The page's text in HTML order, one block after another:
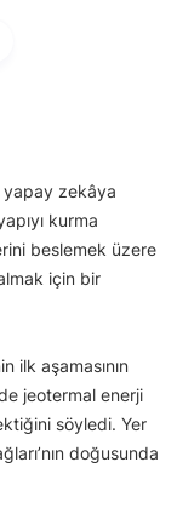
yapay zekâya
kurma
beslemek üzere
için bir
ilk aşamasının
jeotermal enerji
söyledi. Yer
doğusunda